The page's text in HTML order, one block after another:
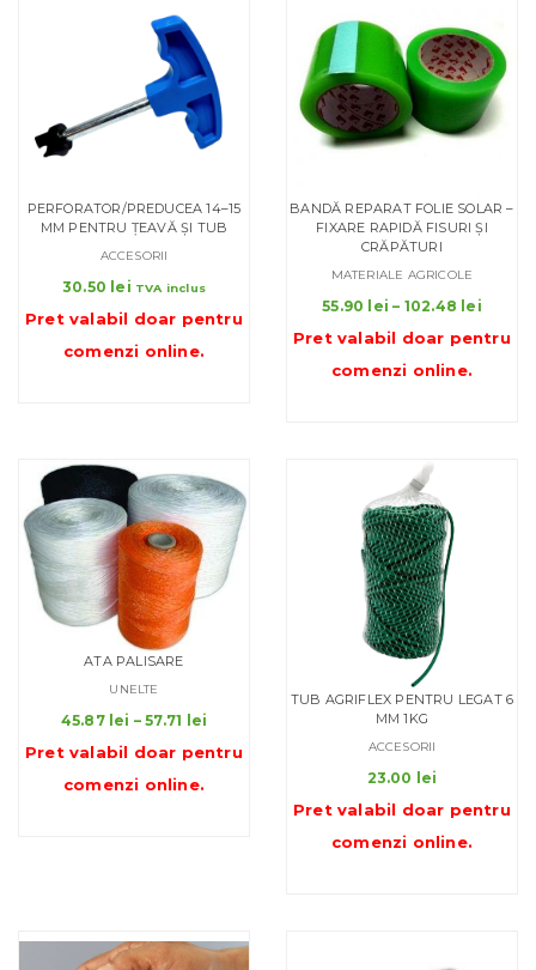
PERFORATOR/PREDUCEA 14–15
MM PENTRU ȚEAVĂ ȘI TUB
ACCESORII
30.50 lei TVA inclus
Pret valabil doar pentru
comenzi online.
BANDĂ REPARAT FOLIE SOLAR –
FIXARE RAPIDĂ FISURI ȘI
CRĂPĂTURI
MATERIALE AGRICOLE
55.90 lei – 102.48 lei
Pret valabil doar pentru
comenzi online.
ATA PALISARE
UNELTE
45.87 lei – 57.71 lei
prețuri:
Pret valabil doar pentru
comenzi online.
TUB AGRIFLEX PENTRU LEGAT 6
MM 1KG
ACCESORII
23.00 lei
Pret valabil doar pentru
comenzi online.